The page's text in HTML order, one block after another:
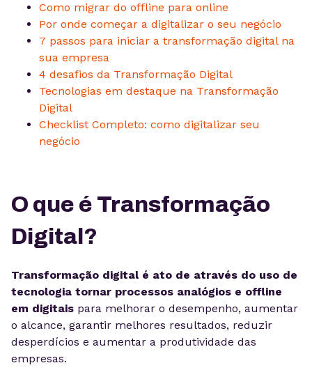
Como migrar do offline para online
Por onde começar a digitalizar o seu negócio
7 passos para iniciar a transformação digital na
sua empresa
4 desafios da Transformação Digital
Tecnologias em destaque na Transformação
Digital
Checklist Completo: como digitalizar seu
negócio
O que é Transformação
Digital?
Transformação digital é ato de através do uso de
tecnologia tornar processos analógios e offline
em digitais para melhorar o desempenho, aumentar
o alcance, garantir melhores resultados, reduzir
desperdícios e aumentar a produtividade das
empresas.